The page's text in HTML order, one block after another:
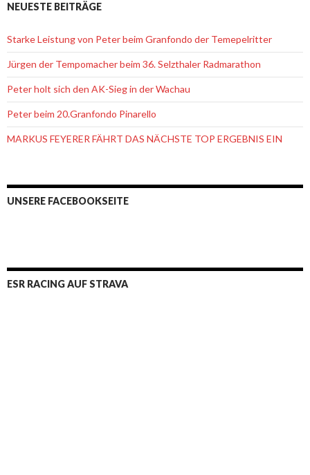
NEUESTE BEITRÄGE
Starke Leistung von Peter beim Granfondo der Temepelritter
Jürgen der Tempomacher beim 36. Selzthaler Radmarathon
Peter holt sich den AK-Sieg in der Wachau
Peter beim 20.Granfondo Pinarello
MARKUS FEYERER FÄHRT DAS NÄCHSTE TOP ERGEBNIS EIN
UNSERE FACEBOOKSEITE
ESR RACING AUF STRAVA